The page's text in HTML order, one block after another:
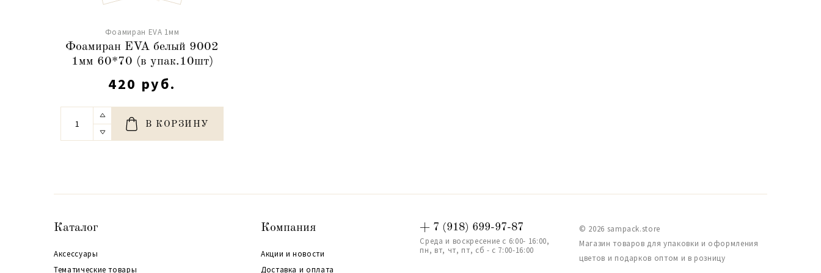
Фоамиран EVA 1мм
Фоамиран EVA белый 9002
1мм 60*70 (в упак.10шт)
420 руб.
В КОРЗИНУ
Каталог
Аксессуары
Тематические товары
Компания
Акции и новости
Доставка и оплата
+ 7 (918) 699-97-87
Среда и воскресение с 6:00- 16:00,
пн, вт, чт, пт, сб - с 7:00-16:00
© 2026 sampack.store
Магазин товаров для упаковки и оформления
цветов и подарков оптом и в розницу